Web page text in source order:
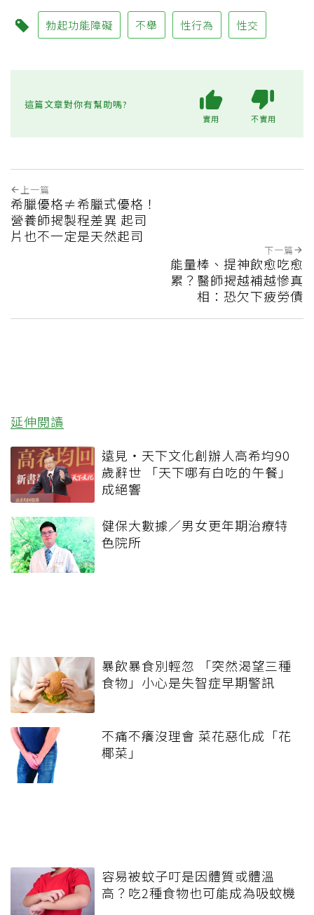
勃起功能障礙 不舉 性行為 性交
這篇文章對你有幫助嗎?
實用 不實用
上一篇
希臘優格≠希臘式優格！
營養師揭製程差異 起司
片也不一定是天然起司
下一篇
能量棒、提神飲愈吃愈
累？醫師揭越補越慘真
相：恐欠下疲勞債
延伸閱讀
遠見‧天下文化創辦人高希均90
歲辭世 「天下哪有白吃的午餐」
成絕響
健保大數據／男女更年期治療特
色院所
暴飲暴食別輕忽 「突然渴望三種
食物」小心是失智症早期警訊
不痛不癢沒理會 菜花惡化成「花
椰菜」
容易被蚊子叮是因體質或體溫
高？吃2種食物也可能成為吸蚊機